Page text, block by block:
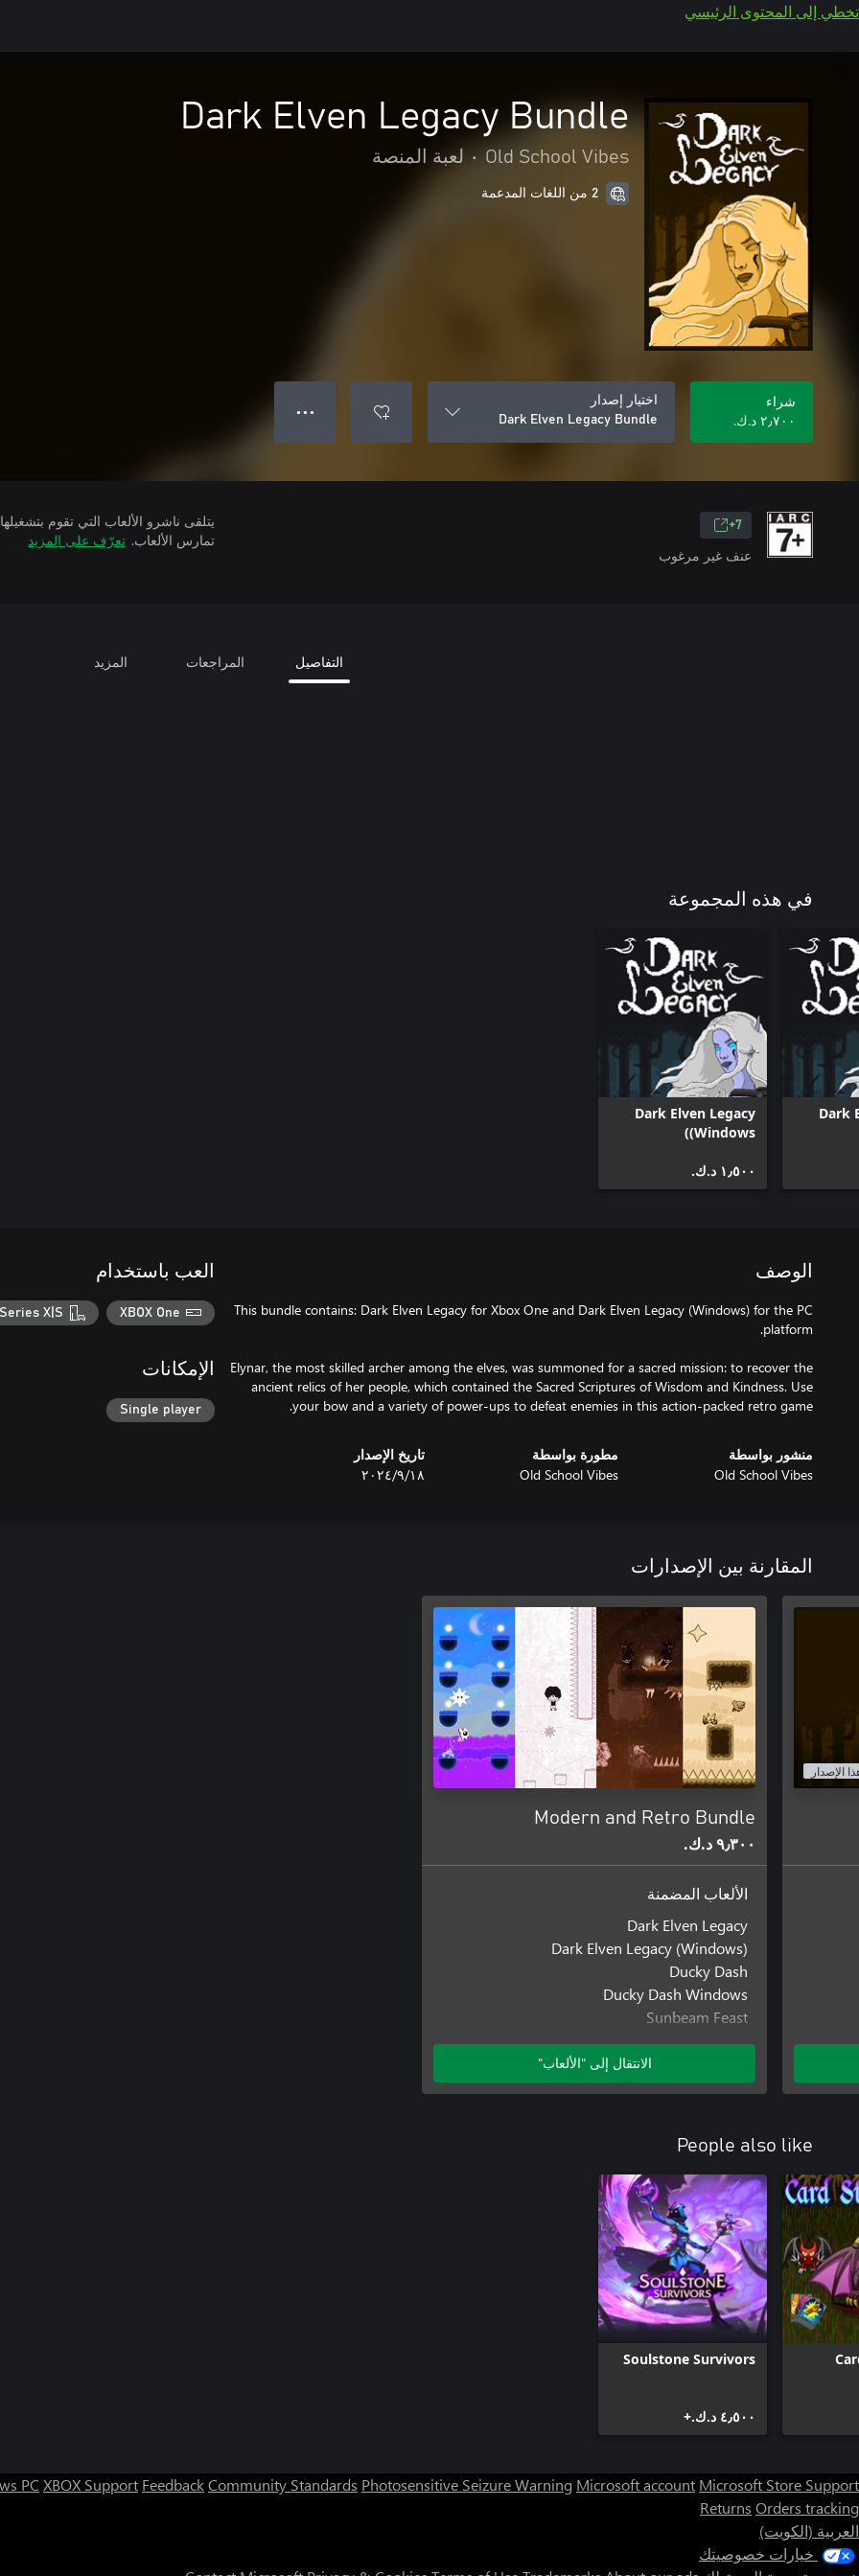
تخطي إلى المحتوى الرئيسي
Dark Elven Legacy Bundle
Old School Vibes
• لعبة المنصة
2 من اللغات المدعمة
شراء
٢٫٧٠٠ د.ك.‏
اختيار إصدار
Dark Elven Legacy Bundle
● ● ●
7+
عنف غير مرغوب
تمارس الألعاب. تعرّف على المزيد
التفاصيل المراجعات المزيد
في هذه المجموعة
Dark
Dark Elven Legacy
(Windows)
١٫٥٠٠ د.ك.‏
الوصف
This bundle contains: Dark Elven Legacy for Xbox One and Dark Elven Legacy (Windows) for the PC
Elynar, the most skilled archer among the elves, was summoned for a sacred mission: to recover the
ancient relics of her people, which contained the Sacred Scriptures of Wisdom and Kindness. Use
your bow and a variety of power-ups to defeat enemies in this action-packed retro game.
منشور بواسطة
Old School Vibes
مطورة بواسطة
Old School Vibes
تاريخ الإصدار
١٨‏/٩‏/٢٠٢٤
العب باستخدام
XBOX One
X|S
الإمكانات
Single player
المقارنة بين الإصدارات
الإصدار
Modern and Retro Bundle
٩٫٣٠٠ د.ك.‏
الألعاب المضمنة
Dark Elven Legacy
Dark Elven Legacy (Windows)
Ducky Dash
Ducky Dash Windows
Sunbeam Feast
Sunbeam Feast (Windows)
Mr. T-Shirt (Windows)
الانتقال إلى "الألعاب"
People also like
Soulstone Survivors
٤٫٥٠٠ د.ك.‏+
PC XBOX Support FeedbackCommunity Standards Photosensitive Seizure Warning Microsoft account Microsoft Store Support
Returns Orders tracking
العربية (الكويت)
خيارات خصوصيتك